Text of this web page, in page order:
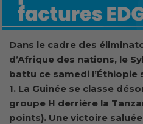
Dans le cadre des
d’Afrique des nations, le
battu ce samedi l’Éthiopie
1. La Guinée se classe
groupe H derrière la
points). Une victoire